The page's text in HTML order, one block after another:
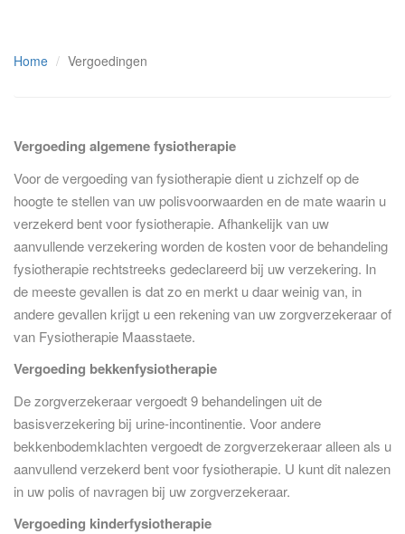
Home Vergoedingen
Vergoeding algemene fysiotherapie
Voor de vergoeding van fysiotherapie dient u zichzelf op de
hoogte te stellen van uw polisvoorwaarden en de mate waarin u
verzekerd bent voor fysiotherapie. Afhankelijk van uw
aanvullende verzekering worden de kosten voor de behandeling
fysiotherapie rechtstreeks gedeclareerd bij uw verzekering. In
de meeste gevallen is dat zo en merkt u daar weinig van, in
andere gevallen krijgt u een rekening van uw zorgverzekeraar of
van Fysiotherapie Maasstaete.
Vergoeding bekkenfysiotherapie
De zorgverzekeraar vergoedt 9 behandelingen uit de
basisverzekering bij urine-incontinentie. Voor andere
bekkenbodemklachten vergoedt de zorgverzekeraar alleen als u
aanvullend verzekerd bent voor fysiotherapie. U kunt dit nalezen
in uw polis of navragen bij uw zorgverzekeraar.
Vergoeding kinderfysiotherapie